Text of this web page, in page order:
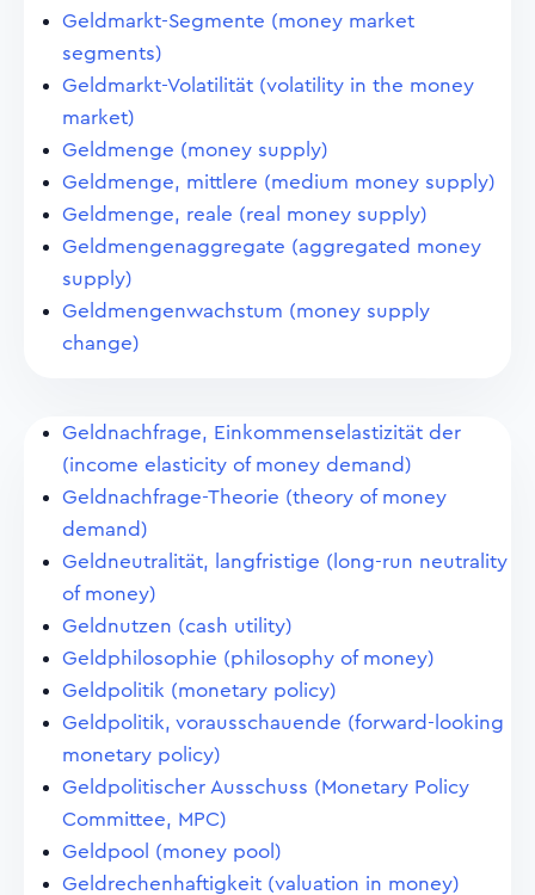
Geldmarkt-Segmente (money market
segments)
Geldmarkt-Volatilität (volatility in the money
market)
Geldmenge (money supply)
Geldmenge, mittlere (medium money supply)
Geldmenge, reale (real money supply)
Geldmengenaggregate (aggregated money
supply)
Geldmengenwachstum (money supply
change)
Geldnachfrage, Einkommenselastizität der
(income elasticity of money demand)
Geldnachfrage-Theorie (theory of money
demand)
Geldneutralität, langfristige (long-run neutrality
of money)
Geldnutzen (cash utility)
Geldphilosophie (philosophy of money)
Geldpolitik (monetary policy)
Geldpolitik, vorausschauende (forward-looking
monetary policy)
Geldpolitischer Ausschuss (Monetary Policy
Committee, MPC)
Geldpool (money pool)
Geldrechenhaftigkeit (valuation in money)